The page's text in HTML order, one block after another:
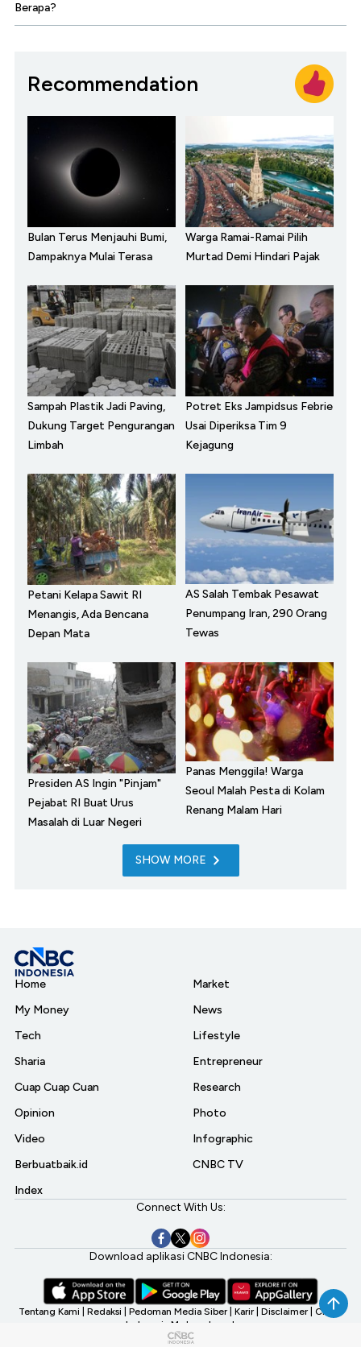
Berapa?
Recommendation
Bulan Terus Menjauhi Bumi,
Dampaknya Mulai Terasa
Warga Ramai-Ramai Pilih
Murtad Demi Hindari Pajak
Sampah Plastik Jadi Paving,
Dukung Target Pengurangan
Limbah
Potret Eks Jampidsus Febrie
Usai Diperiksa Tim 9
Kejagung
Petani Kelapa Sawit RI
Menangis, Ada Bencana
Depan Mata
AS Salah Tembak Pesawat
Penumpang Iran, 290 Orang
Tewas
Presiden AS Ingin "Pinjam"
Pejabat RI Buat Urus
Masalah di Luar Negeri
Panas Menggila! Warga
Seoul Malah Pesta di Kolam
Renang Malam Hari
SHOW MORE
Home
My Money
Tech
Sharia
Cuap Cuap Cuan
Opinion
Video
Berbuatbaik.id
Index
Market
News
Lifestyle
Entrepreneur
Research
Photo
Infographic
CNBC TV
Connect With Us:
Download aplikasi CNBC Indonesia:
Tentang Kami Redaksi Pedoman Media Siber Karir Disclaimer CNBC
Indonesia My Investment
©2026 CNBC Indonesia, A Transmedia Company